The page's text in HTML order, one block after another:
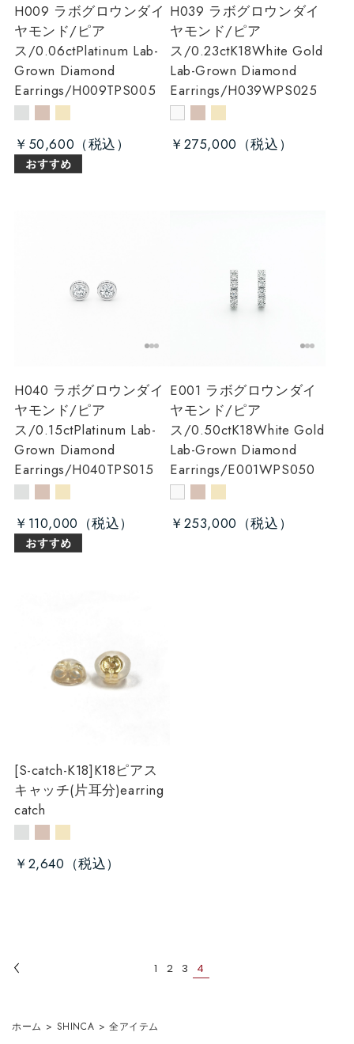
H009 ラボグロウンダイ
ヤモンド/ピア
ス/0.06ctPlatinum Lab-
Grown Diamond
Earrings/H009TPS005
￥50,600
H039 ラボグロウンダイ
ヤモンド/ピア
ス/0.23ctK18White Gold
Lab-Grown Diamond
Earrings/H039WPS025
￥275,000
H040 ラボグロウンダイ
ヤモンド/ピア
ス/0.15ctPlatinum Lab-
Grown Diamond
Earrings/H040TPS015
￥110,000
E001 ラボグロウンダイ
ヤモンド/ピア
ス/0.50ctK18White Gold
Lab-Grown Diamond
Earrings/E001WPS050
￥253,000
[S-catch-K18]K18ピアス
キャッチ(片耳分)earring
catch
￥2,640
1 2 3 4
ホーム > SHINCA > 全アイテム